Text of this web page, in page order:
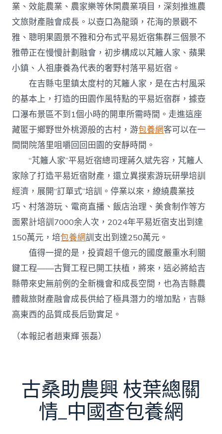
業、效能農業、農家樂等休閑農業項目，深刻推進農
文旅財產融會成長。以壺口為龍頭，花海的景觀不
雅、聰明果園景不雅和分布式平易近宿集群三個景不
雅帶正在慢慢計劃融會，初步構成以芃籬人家、蘋果
小鎮、人祖康養為代表的奢野村落平易近宿。
在吉縣屯里鎮太度村的芃籬人家，是在古村風采
的基本上，打造的田園作風特點的平易近宿群，據壺
口瀑布景區不到1個小時的開車所需時間。走進這座
藏匿于鄉野世外桃源般的古村，游包養網客可以在一
間間院落里咀嚼回回田園的安靜時間。
“芃籬人家”平易近宿總司理蔣久斌先容，芃籬人
家除了打造平易近宿財產，還立異摸索游玩研學培訓
經濟，展開“訂單式”培訓。停業以來，繚繞農業技
巧、村落游玩、電商直播、飯店治理、美食制作等方
面累計培訓7000余人次，2024年平易近宿支出到達
150萬元，培包養網訓支出到達250萬元。
值得一提的是，投資超千億元的國度嚴重水利關
鍵工程——古賢工程已開工扶植，將來，這必將給吉
縣帶來史無前例的全新機會和成長空間，也為吉縣農
體裁旅財產融會成長供給了極具潛力的增加點，吉縣
高東西的品質成長后勁實足。
（本報記者趙東輝 張磊）
古桑助農興 枝葉總關
情_中國查包養網